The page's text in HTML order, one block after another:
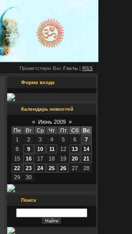
Приветствую Вас Гость | RSS
Форма входа
Календарь новостей
« Июнь 2009 »
Пн
Вт Ср Чт Пт Сб
Вс
1
2 3 4 5 6
7
8
9 10 11 12 13
14
15
16 17 18 19 20
21
22
23 24 25 26 27
28
29
30
Поиск